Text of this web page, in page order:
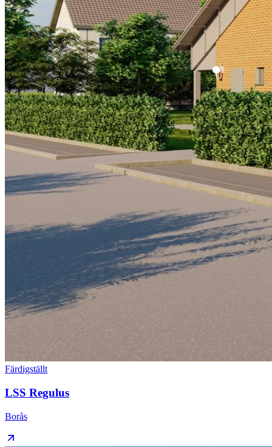
Färdigställt
LSS Regulus
Borås